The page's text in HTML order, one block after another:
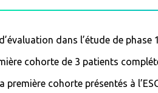
dans l’étude de phase
cohorte de 3 patients
première cohorte présentés à